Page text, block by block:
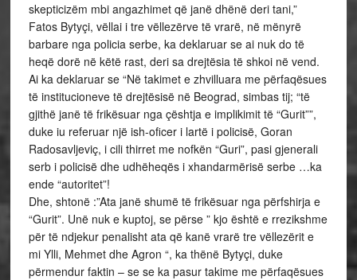
skepticizëm mbi angazhimet që janë dhënë deri tani,”
Fatos Bytyçi, vëllai i tre vëllezërve të vrarë, në mënyrë
barbare nga policia serbe, ka deklaruar se ai nuk do të
heqë dorë në këtë rast, deri sa drejtësia të shkoi në vend.
Ai ka deklaruar se “Në takimet e zhvilluara me përfaqësues
të institucioneve të drejtësisë në Beograd, simbas tij; “të
gjithë janë të frikësuar nga çështja e implikimit të “Gurit””,
duke iu referuar një ish-oficer i lartë i policisë, Goran
Radosavljeviç, i cili thirret me nofkën “Guri”, pasi gjenerali
serb i policisë dhe udhëheqës i xhandarmërisë serbe …ka
ende “autoritet”!
Dhe, shtonë :”Ata janë shumë të frikësuar nga përfshirja e
“Gurit”. Unë nuk e kuptoj, se përse ” kjo është e rrezikshme
për të ndjekur penalisht ata që kanë vrarë tre vëllezërit e
mi Ylli, Mehmet dhe Agron “, ka thënë Bytyçi, duke
përmendur faktin – se se ka pasur takime me përfaqësues